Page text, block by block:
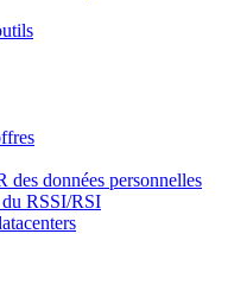
des données personnelles
du RSSI/RSI